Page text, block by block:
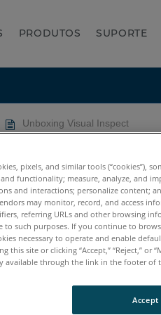
PRODUTOS SUPORTE
Unboxing Visual Inspect
pixels, and similar tools (“cookies”),
functionality; measure, analyze, and
and interactions; personalize content;
may monitor, record, and access
referring URLs and other browsing
to such purposes. If you continue to
necessary to operate and enable
this site or clicking “Accept,” “Reject,” or
available through the link in the footer of
Accept